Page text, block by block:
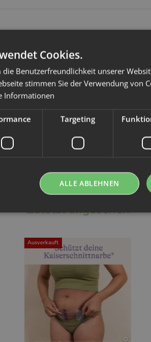
Einfach auf die saubere, trockene Haut
Zuletzt angesehen
Ausverkauft
Cookies.
Benutzerfreundlichkeit unserer
stimmen Sie der Verwendung von
Informationen
Targeting
ALLE ABLEHNEN